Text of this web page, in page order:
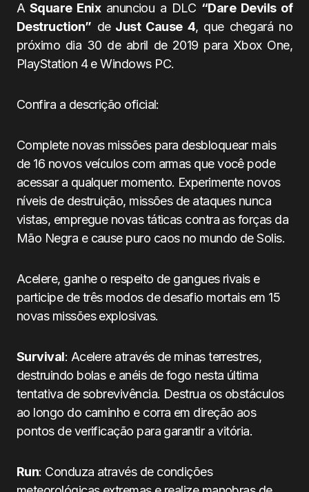
A Square Enixanunciou a DLC “Dare Devils of
Destruction” deJust Cause 4, que chegará no
próximo dia 30 de abril de 2019 para Xbox One,
PlayStation 4 e Windows PC.
Confira a descrição oficial:
Complete novas missões para desbloquear mais
de 16 novos veículos com armas que você pode
acessar a qualquer momento. Experimente novos
níveis de destruição, missões de ataques nunca
vistas, empregue novas táticas contra as forças da
Mão Negra e cause puro caos no mundo de Solis.
Acelere, ganhe o respeito de gangues rivais e
participe de três modos de desafio mortais em 15
novas missões explosivas.
Survival: Acelere através de minas terrestres,
destruindo bolas e anéis de fogo nesta última
tentativa de sobrevivência. Destrua os obstáculos
ao longo do caminho e corra em direção aos
pontos de verificação para garantir a vitória.
Run: Conduza através de condições